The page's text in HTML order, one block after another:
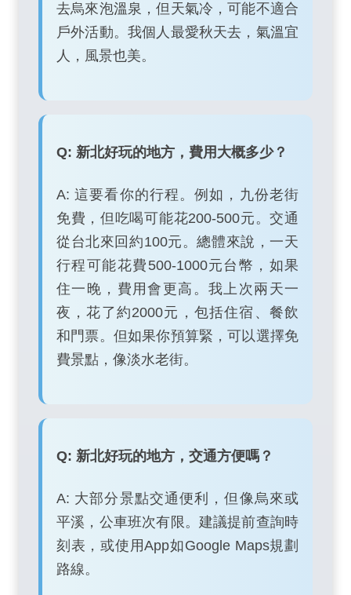
去烏來泡溫泉，但天氣冷，可能不適合
戶外活動。我個人最愛秋天去，氣溫宜
人，風景也美。
Q: 新北好玩的地方，費用大概多少？
A: 這要看你的行程。例如，九份老街
免費，但吃喝可能花200-500元。交通
從台北來回約100元。總體來說，一天
行程可能花費500-1000元台幣，如果
住一晚，費用會更高。我上次兩天一
夜，花了約2000元，包括住宿、餐飲
和門票。但如果你預算緊，可以選擇免
費景點，像淡水老街。
Q: 新北好玩的地方，交通方便嗎？
A: 大部分景點交通便利，但像烏來或
平溪，公車班次有限。建議提前查詢時
刻表，或使用App如Google Maps規劃
路線。